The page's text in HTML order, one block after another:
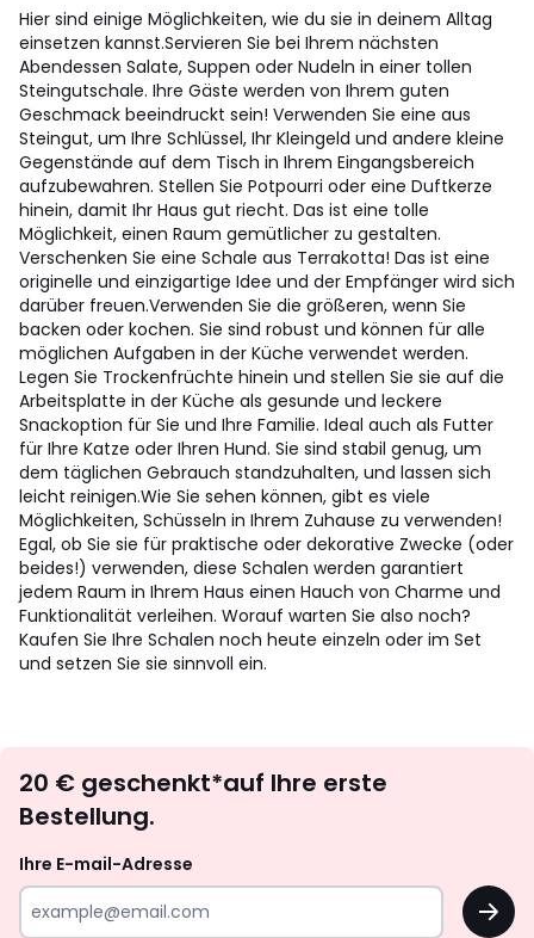
Hier sind einige Möglichkeiten, wie du sie in deinem Alltag
einsetzen kannst.Servieren Sie bei Ihrem nächsten
Abendessen Salate, Suppen oder Nudeln in einer tollen
Steingutschale. Ihre Gäste werden von Ihrem guten
Geschmack beeindruckt sein! Verwenden Sie eine aus
Steingut, um Ihre Schlüssel, Ihr Kleingeld und andere kleine
Gegenstände auf dem Tisch in Ihrem Eingangsbereich
aufzubewahren. Stellen Sie Potpourri oder eine Duftkerze
hinein, damit Ihr Haus gut riecht. Das ist eine tolle
Möglichkeit, einen Raum gemütlicher zu gestalten.
Verschenken Sie eine Schale aus Terrakotta! Das ist eine
originelle und einzigartige Idee und der Empfänger wird sich
darüber freuen.Verwenden Sie die größeren, wenn Sie
backen oder kochen. Sie sind robust und können für alle
möglichen Aufgaben in der Küche verwendet werden.
Legen Sie Trockenfrüchte hinein und stellen Sie sie auf die
Arbeitsplatte in der Küche als gesunde und leckere
Snackoption für Sie und Ihre Familie. Ideal auch als Futter
für Ihre Katze oder Ihren Hund. Sie sind stabil genug, um
dem täglichen Gebrauch standzuhalten, und lassen sich
leicht reinigen.Wie Sie sehen können, gibt es viele
Möglichkeiten, Schüsseln in Ihrem Zuhause zu verwenden!
Egal, ob Sie sie für praktische oder dekorative Zwecke (oder
beides!) verwenden, diese Schalen werden garantiert
jedem Raum in Ihrem Haus einen Hauch von Charme und
Funktionalität verleihen. Worauf warten Sie also noch?
Kaufen Sie Ihre Schalen noch heute einzeln oder im Set
und setzen Sie sie sinnvoll ein.
abonnieren
20 € geschenkt*auf Ihre erste
Bestellung.
Ihre E-mail-Adresse
OK